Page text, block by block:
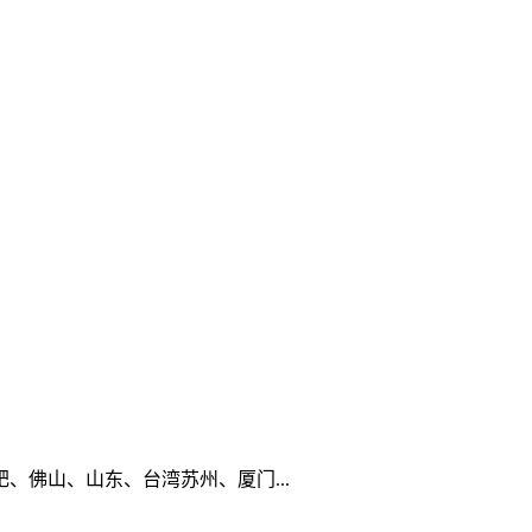
佛山、山东、台湾苏州、厦门...